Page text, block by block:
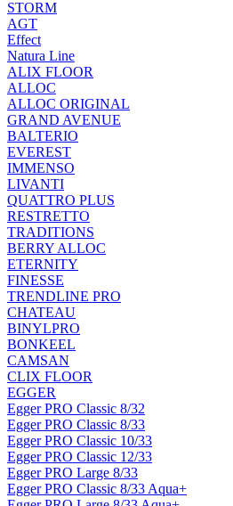
STORM
AGT
Effect
Natura Line
ALIX FLOOR
ALLOC
ALLOC ORIGINAL
GRAND AVENUE
BALTERIO
EVEREST
IMMENSO
LIVANTI
QUATTRO PLUS
RESTRETTO
TRADITIONS
BERRY ALLOC
ETERNITY
FINESSE
TRENDLINE PRO
CHATEAU
BINYLPRO
BONKEEL
CAMSAN
CLIX FLOOR
EGGER
Egger PRO Classic 8/32
Egger PRO Classic 8/33
Egger PRO Classic 10/33
Egger PRO Classic 12/33
Egger PRO Large 8/33
Egger PRO Classic 8/33 Aqua+